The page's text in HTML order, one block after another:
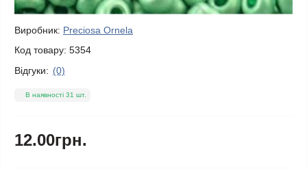
Виробник: Preciosa Ornela
Код товару: 5354
Відгуки: (0)
В наявності 31 шт.
12.00грн.